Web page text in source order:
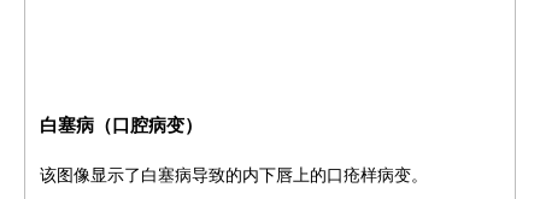
白塞病（口腔病变）
该图像显示了白塞病导致的内下唇上的口疮样病变。